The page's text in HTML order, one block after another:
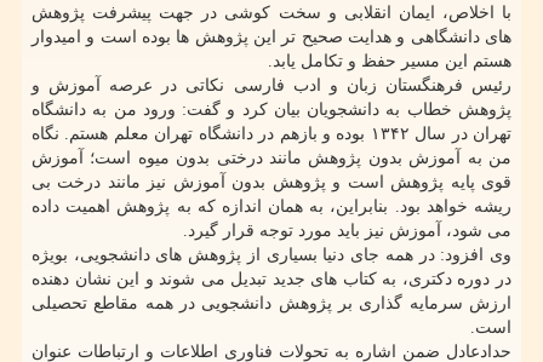
با اخلاص، ایمان انقلابی و سخت کوشی در جهت پیشرفت پژوهش
های دانشگاهی و هدایت صحیح تر این پژوهش ها بوده است و امیدوار
هستم این مسیر حفظ و تکامل یابد.
رئیس فرهنگستان زبان و ادب فارسی نکاتی در عرصه آموزش و
پژوهش خطاب به دانشجویان بیان کرد و گفت: ورود من به دانشگاه
تهران در سال ۱۳۴۲ بوده و بازهم در دانشگاه تهران معلم هستم. نگاه
من به آموزش بدون پژوهش مانند درختی بدون میوه است؛ آموزش
قوی پایه پژوهش است و پژوهش بدون آموزش نیز مانند درخت بی
ریشه خواهد بود. بنابراین، به همان اندازه که به پژوهش اهمیت داده
می شود، آموزش نیز باید مورد توجه قرار گیرد.
وی افزود: در همه جای دنیا بسیاری از پژوهش های دانشجویی، بویژه
در دوره دکتری، به کتاب های جدید تبدیل می شوند و این نشان دهنده
ارزش سرمایه گذاری بر پژوهش دانشجویی در همه مقاطع تحصیلی
است.
حدادعادل ضمن اشاره به تحولات فناوری اطلاعات و ارتباطات عنوان